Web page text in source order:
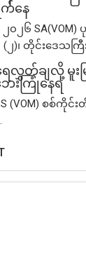
က်နေ
၀၂၆
၊ တိုင်းဒေသကြီ
တ်ချလို့ မူးမ
းကြုံနေရ
(VOM) စစ်ကိုင်း